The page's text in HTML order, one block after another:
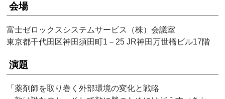
会場
富士ゼロックスシステムサービス（株）会議室
東京都千代田区神田須田町1－25 JR神田万世橋ビル17階
演題
「薬剤師を取り巻く外部環境の変化と戦略